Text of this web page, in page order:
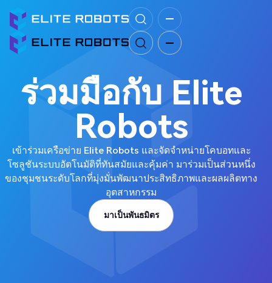
ร่วมมือกับ Elite
Robots
เข้าร่วมเครือข่าย Elite Robots และจัดจำหน่ายโคบอทและ
โซลูชันระบบอัตโนมัติที่ทันสมัยและคุ้มค่า มาร่วมเป็นส่วนหนึ่ง
ของชุมชนระดับโลกที่มุ่งมั่นพัฒนาประสิทธิภาพและผลผลิตทาง
อุตสาหกรรม
มาเป็นพันธมิตร
มาเป็นพันธมิตร